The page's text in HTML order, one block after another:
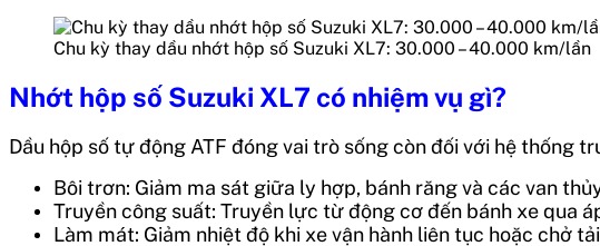
Chu kỳ thay dầu nhớt hộp số Suzuki XL7: 30.000 – 40.000 km/lần
Nhớt hộp số Suzuki XL7 có nhiệm vụ gì?
Dầu hộp số tự động ATF đóng vai trò sống còn đối với hệ thống
Bôi trơn: Giảm ma sát giữa ly hợp, bánh răng và các van
Truyền công suất: Truyền lực từ động cơ đến bánh xe qua
Làm mát: Giảm nhiệt độ khi xe vận hành liên tục hoặc chở